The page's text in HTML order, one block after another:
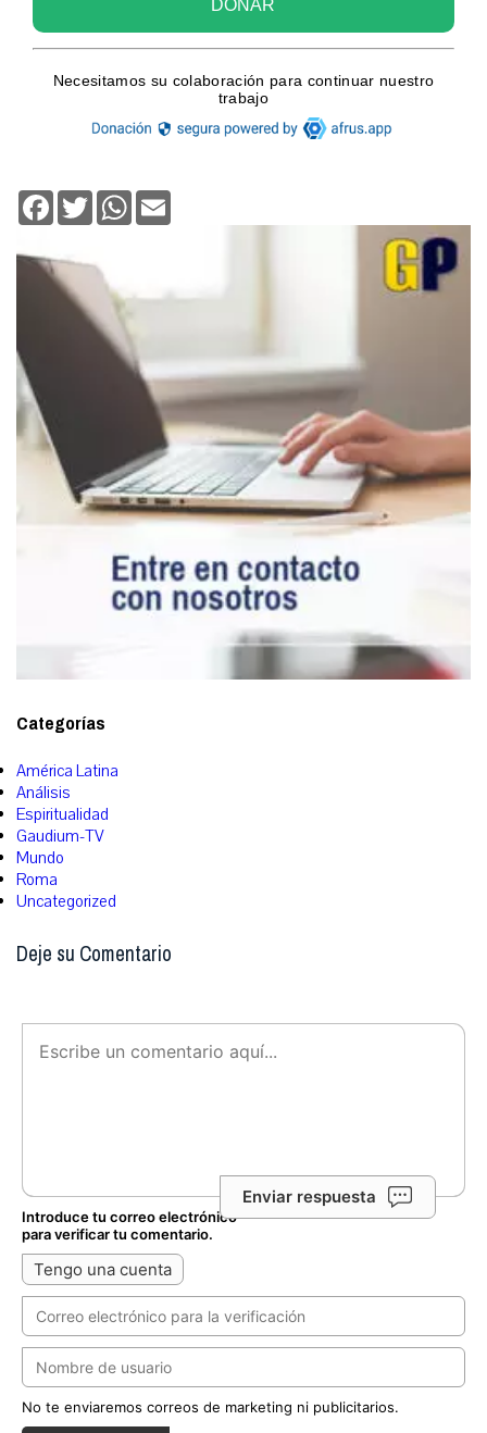
Facebook
TwitterWhatsApp
Categorías
América Latina
Análisis
Espiritualidad
Gaudium-TV
Mundo
Roma
Uncategorized
Deje su Comentario
Enviar respuesta
Introduce tu correo electrónico
para verificar tu comentario.
Tengo una cuenta
No te enviaremos correos de marketing ni publicitarios.